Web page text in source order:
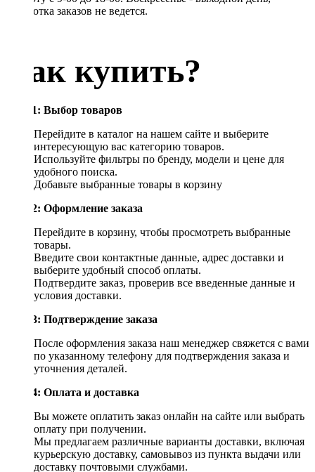
обработка заказов не ведется.
Как купить?
Шаг 1: Выбор товаров
Перейдите в каталог на нашем сайте и выберите
интересующую вас категорию товаров.
Используйте фильтры по бренду, модели и цене для
удобного поиска.
Добавьте выбранные товары в корзину
Шаг 2: Оформление заказа
Перейдите в корзину, чтобы просмотреть выбранные
товары.
Введите свои контактные данные, адрес доставки и
выберите удобный способ оплаты.
Подтвердите заказ, проверив все введенные данные и
условия доставки.
Шаг 3: Подтверждение заказа
После оформления заказа наш менеджер свяжется с вами
по указанному телефону для подтверждения заказа и
уточнения деталей.
Шаг 4: Оплата и доставка
Вы можете оплатить заказ онлайн на сайте или выбрать
оплату при получении.
Мы предлагаем различные варианты доставки, включая
курьерскую доставку, самовывоз из пункта выдачи или
доставку почтовыми службами.